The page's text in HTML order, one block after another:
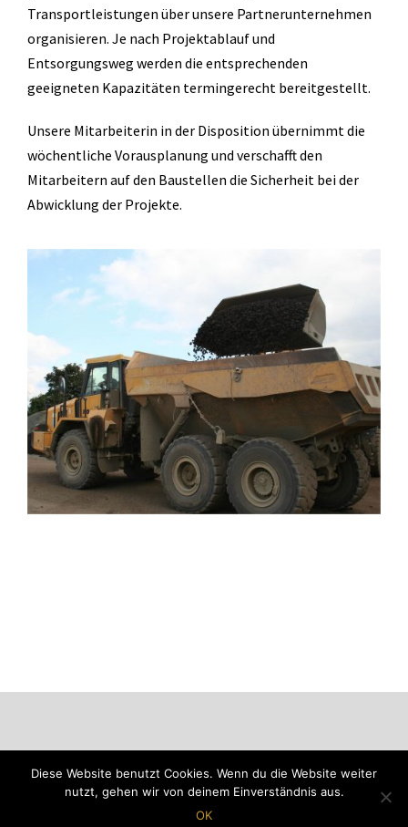
Transportleistungen über unsere Partnerunternehmen
organisieren. Je nach Projektablauf und
Entsorgungsweg werden die entsprechenden
geeigneten Kapazitäten termingerecht bereitgestellt.
Unsere Mitarbeiterin in der Disposition übernimmt die
wöchentliche Vorausplanung und verschafft den
Mitarbeitern auf den Baustellen die Sicherheit bei der
Abwicklung der Projekte.
Verwertungsgesellschaft Vogtland mbH
Diese Website benutzt Cookies. Wenn du die Website weiter
nutzt, gehen wir von deinem Einverständnis aus.
OK